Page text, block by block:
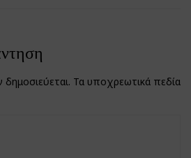
Τα υποχρεωτικά πεδία